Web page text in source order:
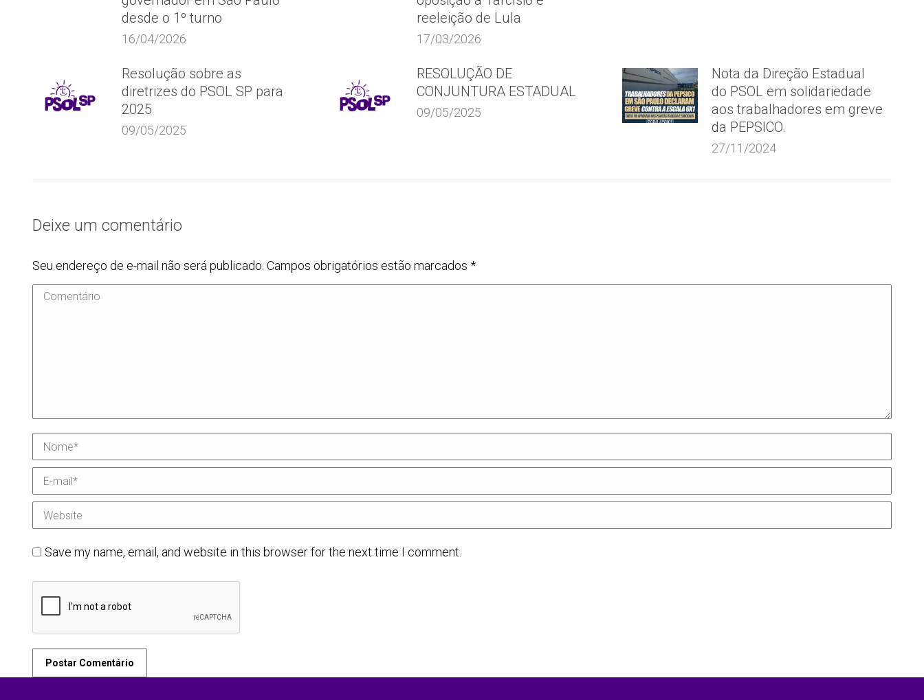
desde o 1º turno
16/04/2026
reeleição de Lula
17/03/2026
Resolução sobre as
diretrizes do PSOL SP para
2025
09/05/2025
RESOLUÇÃO DE
CONJUNTURA ESTADUAL
09/05/2025
Nota da Direção Estadual
do PSOL em solidariedade
aos trabalhadores em greve
da PEPSICO.
27/11/2024
Deixe um comentário
Seu endereço de e-mail não será publicado. Campos obrigatórios estão marcados *
Comentário
Nome *
E-mail *
Website
Save my name, email, and website in this browser for the next time I comment.
Postar Comentário